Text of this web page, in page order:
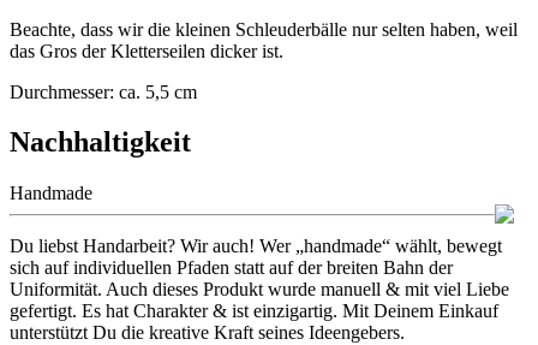
Beachte, dass wir die kleinen Schleuderbälle nur selten haben, weil
das Gros der Kletterseilen dicker ist.
Durchmesser: ca. 5,5 cm
Nachhaltigkeit
Handmade
Du liebst Handarbeit? Wir auch! Wer „handmade“ wählt, bewegt
sich auf individuellen Pfaden statt auf der breiten Bahn der
Uniformität. Auch dieses Produkt wurde manuell & mit viel Liebe
gefertigt. Es hat Charakter & ist einzigartig. Mit Deinem Einkauf
unterstützt Du die kreative Kraft seines Ideengebers.